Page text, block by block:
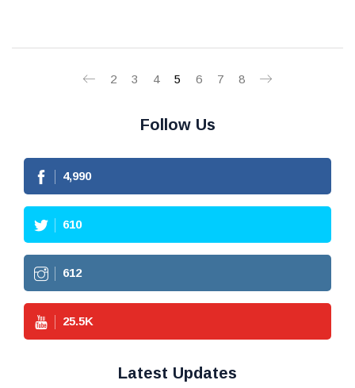
2 3 4 5 6 7 8
Follow Us
4,990
610
612
25.5K
Latest Updates